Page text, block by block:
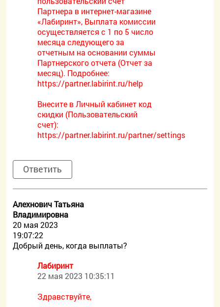
Партнера в интернет-магазине
«Лабиринт», Выплата комиссии
осуществляется с 1 по 5 число
месяца следующего за
отчетным на основании суммы
Партнерского отчета (Отчет за
месяц). Подробнее:
https://partner.labirint.ru/help
Внесите в Личный кабинет код
скидки (Пользовательский
счет):
https://partner.labirint.ru/partner/settings
Ответить
Алехнович Татьяна
Владимировна
20 мая 2023
19:07:22
Добрый день, когда выплаты?
Лабиринт
22 мая 2023 10:35:11
Здравствуйте,